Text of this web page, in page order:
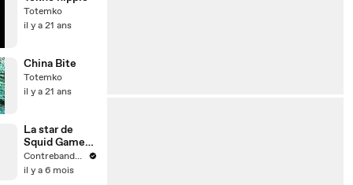
Totemko
il y a 21 ans
China Bite
Totemko
il y a 21 ans
La star de
Squid Game
et le
réalisateur de
Contrebande Films
il y a 6 mois